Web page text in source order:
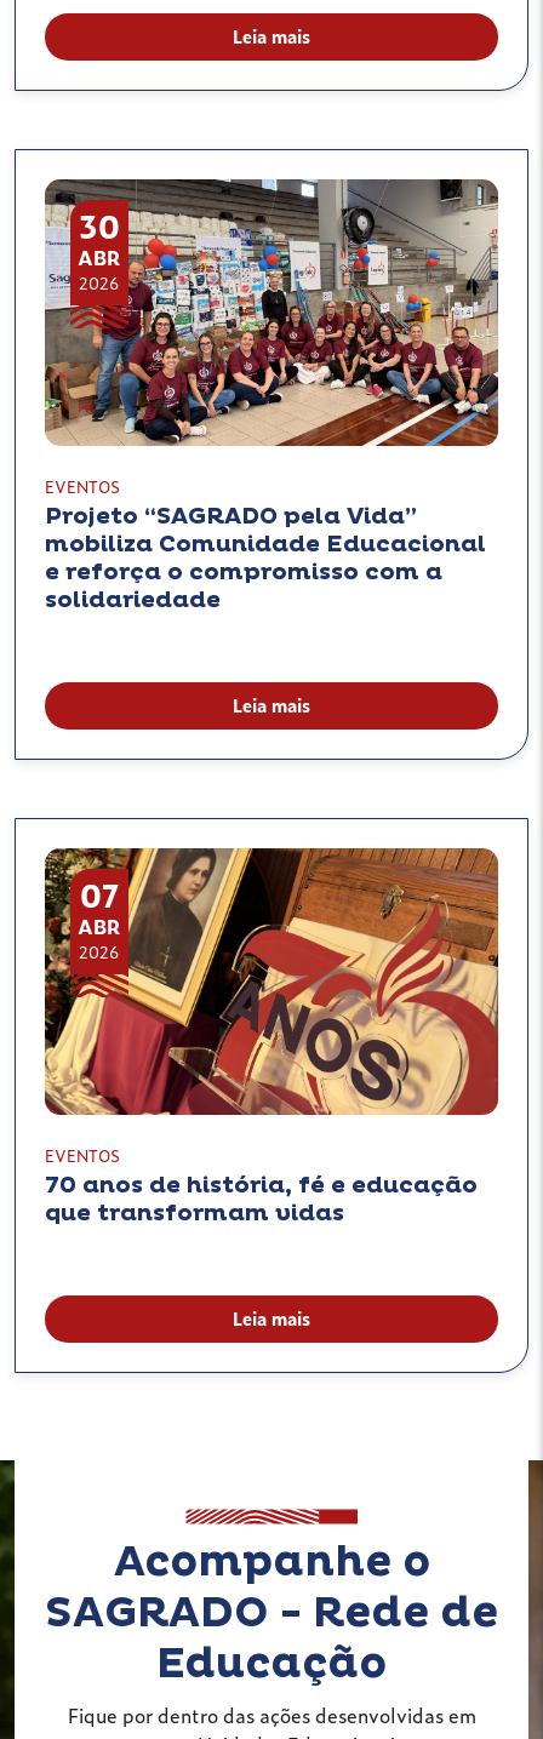
Leia mais
30
ABR
2026
EVENTOS
Projeto “SAGRADO pela Vida”
mobiliza Comunidade Educacional
e reforça o compromisso com a
solidariedade
Leia mais
07
ABR
2026
EVENTOS
70 anos de história, fé e educação
que transformam vidas
Leia mais
Acompanhe o
SAGRADO - Rede de
Educação
Fique por dentro das ações desenvolvidas em